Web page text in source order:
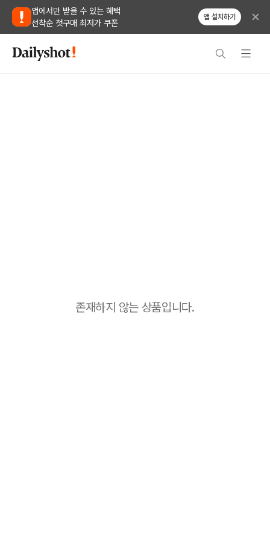
앱에서만 받을 수 있는 혜택
선착순 첫구매 최저가 쿠폰
앱 설치하기
존재하지 않는 상품입니다.